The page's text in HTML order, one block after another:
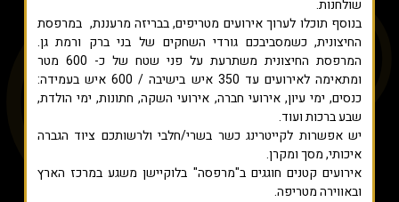
שולחנות.
בנוסף תוכלו לערוך אירועים מטריפים, בבריזה מרעננת, במרפסת
החיצונית, כשמסביבכם גורדי השחקים של בני ברק ורמת גן.
המרפסת החיצונית משתרעת על פני שטח של כ- 600 מטר
ומתאימה לאירועים עד 350 איש בישיבה / 600 איש בעמידה:
כנסים, ימי עיון, אירועי חברה, אירועי השקה, חתונות, ימי הולדת,
שבע ברכות ועוד.
יש אפשרות לקייטרינג כשר בשרי/חלבי ולרשותכם ציוד הגברה
איכותי, מסך ומקרן.
אירועים קטנים חוגגים ב"מרפסה" בלוקיישן משגע במרכז הארץ
ובאווירה מטריפה.